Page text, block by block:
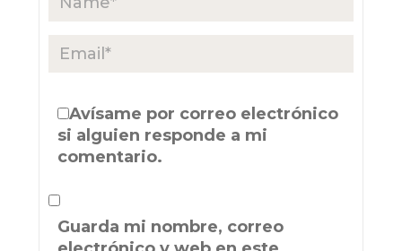
Avísame por correo electrónico
si alguien responde a mi
comentario.
Guarda mi nombre, correo